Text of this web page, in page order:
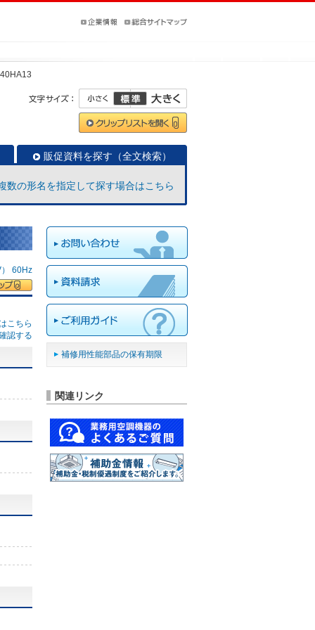
販促資料を探す（全文検索）
数の形名を指定して探す場合はこちら
60Hz
こちら
認する
補修用性能部品の保有期限
関連リンク